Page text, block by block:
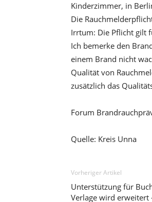
Kinderzimmer, in
Die
Irrtum: Die Pflicht gilt
Ich bemerke den
einem Brand nicht
Qualität von
zusätzlich das
Forum
Quelle: Kreis Unna
Vorheriger Artikel
Unterstützung für
Verlage wird